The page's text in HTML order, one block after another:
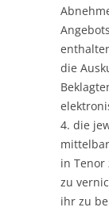
die
4. die
in Tenor
zu
ihr zu